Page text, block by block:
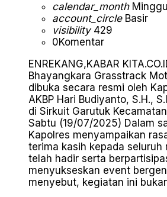
calendar_month
account_circleBasir
visibility429
0Komentar
ENREKANG,KABAR
Bhayangkara Grasstrack
dibuka secara resmi oleh
AKBP Hari Budiyanto, S.H.,
di Sirkuit Garutuk
Sabtu (19/07/2025) Dalam
Kapolres menyampaikan
terima kasih kepada
telah hadir serta
menyukseskan event
menyebut, kegiatan ini